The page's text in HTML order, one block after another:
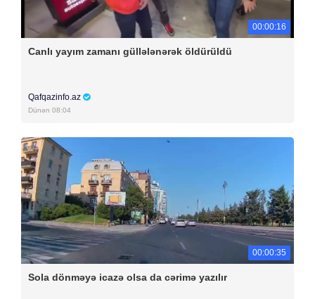
00:00:16
Canlı yayım zamanı güllələnərək öldürüldü
Qafqazinfo.az
Dünən 08:04
00:00:35
Sola dönməyə icazə olsa da cərimə yazılır